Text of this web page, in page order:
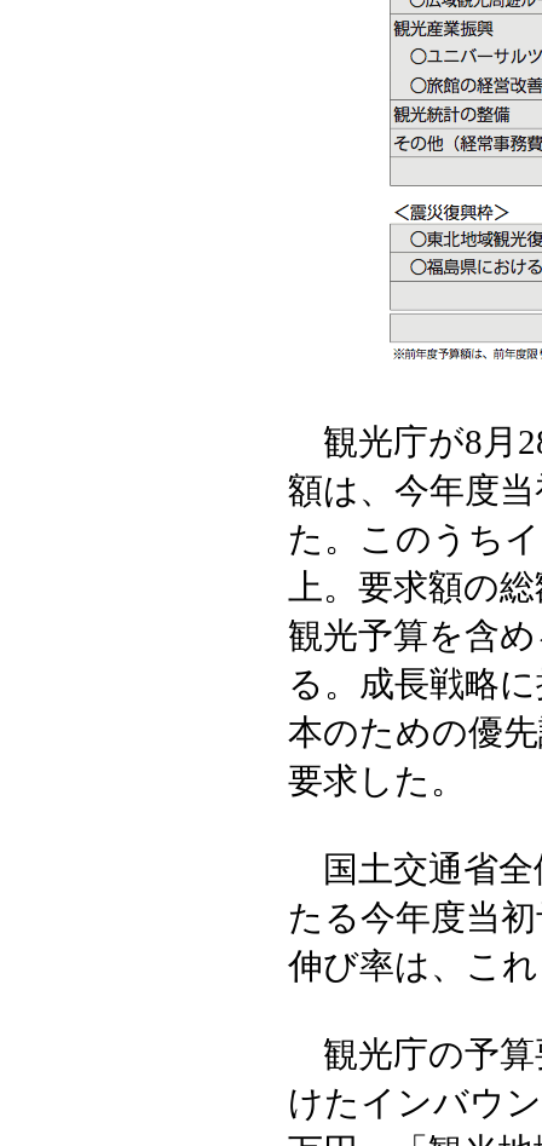
観光庁が8月
額は、今年度
た。このうち
上。要求額の
観光予算を含
る。成長戦略
本のための優
要求した。
国土交通省全
たる今年度当
伸び率は、こ
観光庁の予算
けたインバウ